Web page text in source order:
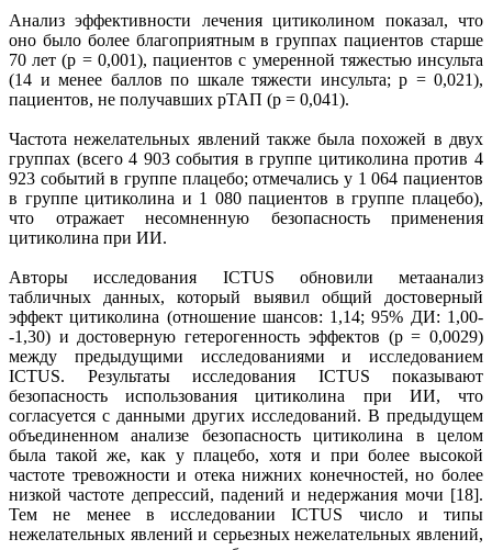
Анализ эффективности лечения цитиколином показал, что
оно было более благоприятным в группах пациентов старше
70 лет (p = 0,001), пациентов с умеренной тяжестью инсульта
(14 и менее баллов по шкале тяжести инсульта; p = 0,021),
пациентов, не получавших рТАП (p = 0,041).
Частота нежелательных явлений также была похожей в двух
группах (всего 4 903 события в группе цитиколина против 4
923 событий в группе плацебо; отмечались у 1 064 пациентов
в группе цитиколина и 1 080 пациентов в группе плацебо),
что отражает несомненную безопасность применения
цитиколина при ИИ.
Авторы исследования ICTUS обновили метаанализ
табличных данных, который выявил общий достоверный
эффект цитиколина (отношение шансов: 1,14; 95% ДИ: 1,00-
-1,30) и достоверную гетерогенность эффектов (p = 0,0029)
между предыдущими исследованиями и исследованием
ICTUS. Результаты исследования ICTUS показывают
безопасность использования цитиколина при ИИ, что
согласуется с данными других исследований. В предыдущем
объединенном анализе безопасность цитиколина в целом
была такой же, как у плацебо, хотя и при более высокой
частоте тревожности и отека нижних конечностей, но более
низкой частоте депрессий, падений и недержания мочи [18].
Тем не менее в исследовании ICTUS число и типы
нежелательных явлений и серьезных нежелательных явлений,